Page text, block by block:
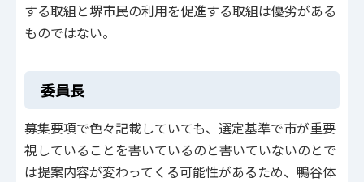
する取組と堺市民の利用を促進する取組は優劣がある
ものではない。
委員長
募集要項で色々記載していても、選定基準で市が重要
視していることを書いているのと書いていないのとで
は提案内容が変わってくる可能性があるため、鴨谷体